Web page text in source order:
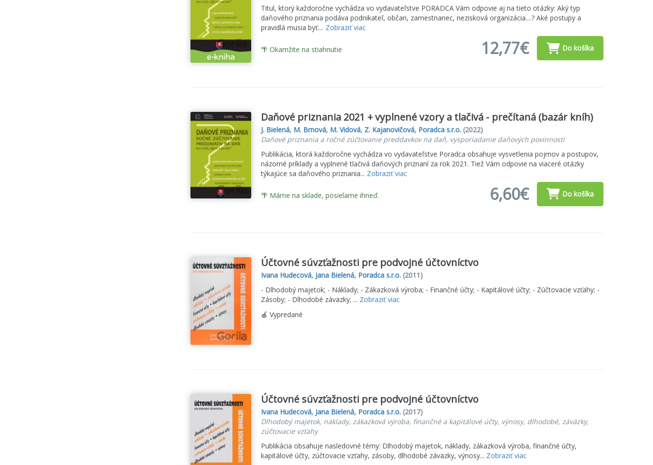
Titul, ktorý každoročne vychádza vo vydavateľstve PORADCA Vám odpovie aj na tieto otázky: Aký typ
daňového priznania podáva podnikateľ, občan, zamestnanec, nezisková organizácia....? Aké postupy a
pravidlá musia byť.... Zobraziť viac
🌴 Okamžite na stiahnutie 12,77€ Do košíka
Daňové priznania 2021 + vyplnené vzory a tlačivá - prečítaná (bazár kníh)
J. Bielená, M. Brnová, M. Vidová, Z. Kajanovičová, Poradca s.r.o.(2022)
Daňové priznania a ročné zúčtovanie preddavkov na daň, vysporiadanie daňových povinností
Publikácia, ktorá každoročne vychádza vo vydavateľstve Poradca obsahuje vysvetlenia pojmov a postupov,
názorné príklady a vyplnené tlačivá daňových priznaní za rok 2021. Tiež Vám odpovie na viaceré otázky
týkajúce sa daňového priznania... Zobraziť viac
🌴 Máme na sklade, posielame ihneď. 6,60€ Do košíka
Účtovné súvzťažnosti pre podvojné účtovníctvo
Ivana Hudecová, Jana Bielená, Poradca s.r.o.(2011)
- Dlhodobý majetok; - Náklady; - Zákazková výroba; - Finančné účty; - Kapitálové účty; - Zúčtovacie vzťahy; -
Zásoby; - Dlhodobé záväzky; ... Zobraziť viac
🍎 Vypredané
Účtovné súvzťažnosti pre podvojné účtovníctvo
Ivana Hudecová, Jana Bielená, Poradca s.r.o.(2017)
Dlhodobý majetok, náklady, zákazková výroba, finančné a kapitálové účty, výnosy, dlhodobé, záväzky,
zúčtovacie vzťahy
Publikácia obsahuje nasledovné témy: Dlhodobý majetok, náklady, zákazková výroba, finančné účty,
kapitálové účty, zúčtovacie vzťahy, zásoby, dlhodobé záväzky, výnosy... Zobraziť viac